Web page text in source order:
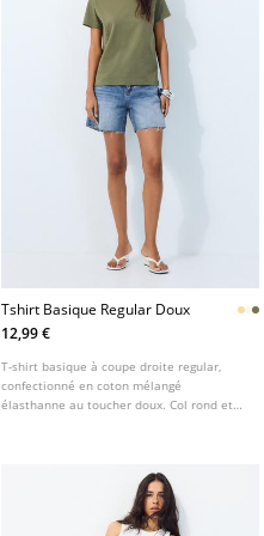
Tshirt Basique Regular Doux
12,99 €
T-shirt basique à coupe droite regular,
confectionné en coton mélangé
élasthanne au toucher doux. Col rond et